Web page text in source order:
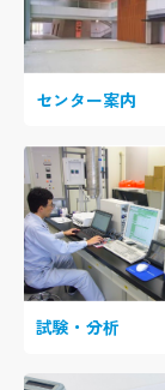
センター案内
試験・分析